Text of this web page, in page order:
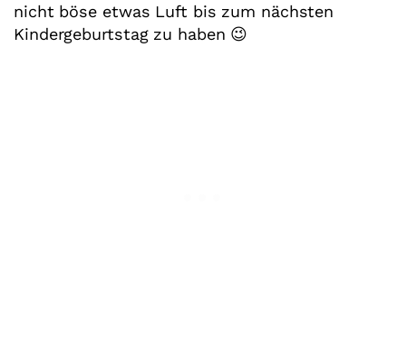
nicht böse etwas Luft bis zum nächsten
Kindergeburtstag zu haben 😉